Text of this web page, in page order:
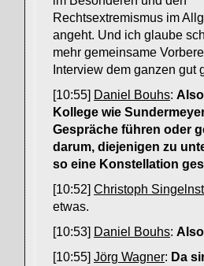
Rechtsextremismus im
angeht. Und ich glaube
mehr gemeinsame
Interview dem ganzen gut
[10:55] Daniel Bouhs:
Kollege wie
Gespräche führen oder
darum, diejenigen zu
so eine Konstellation
[10:52] Christoph
etwas.
[10:53] Daniel Bouhs:
[10:55] Jörg Wagner: Da